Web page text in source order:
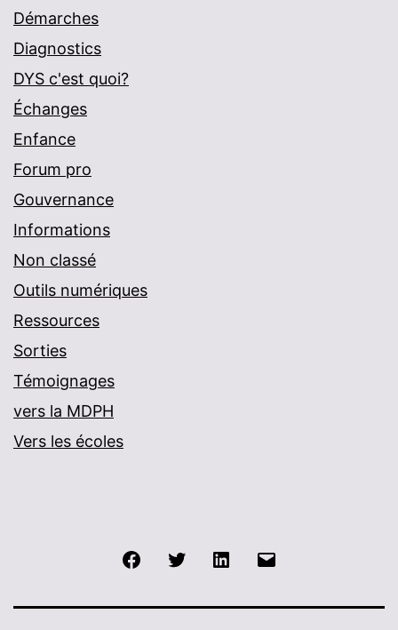
Démarches
Diagnostics
DYS c'est quoi?
Échanges
Enfance
Forum pro
Gouvernance
Informations
Non classé
Outils numériques
Ressources
Sorties
Témoignages
vers la MDPH
Vers les écoles
FacebookTwitter LinkedIn